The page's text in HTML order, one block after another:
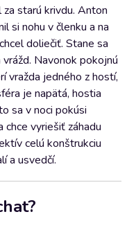
starú krivdu. Anton
si nohu v členku a na
doliečiť. Stane sa
Navonok pokojnú
vražda jedného z hostí,
je napätá, hostia
sa v noci pokúsi
chce vyriešiť záhadu
celú konštrukciu
a usvedčí.